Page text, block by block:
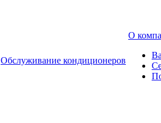
Обслуживание кондиционеров
О